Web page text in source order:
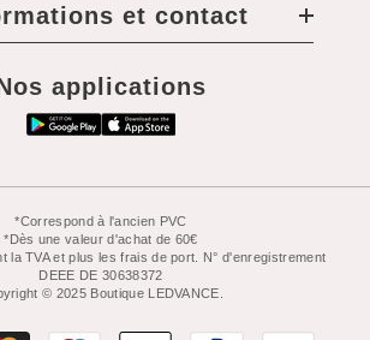
et contact
applications
*Correspond à l'ancien PVC
*Dès une valeur d'achat de 60€
la TVA et plus les frais de port. N° d'enregistrement
DEEE DE 30638372
© 2025 Boutique LEDVANCE.
Moyens